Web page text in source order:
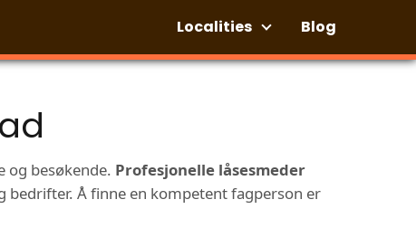
Localities Blog
og besøkende. Profesjonelle låsesmeder
bedrifter. Å finne en kompetent fagperson er